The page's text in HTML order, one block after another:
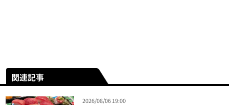
関連記事
2026/08/06 19:00